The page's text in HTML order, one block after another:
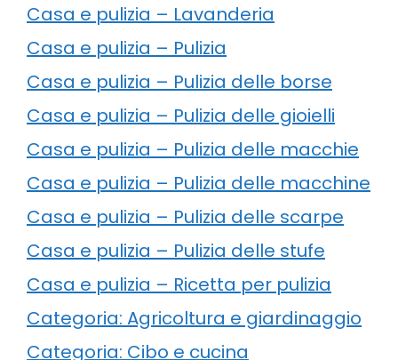
Casa e pulizia – Lavanderia
Casa e pulizia – Pulizia
Casa e pulizia – Pulizia delle borse
Casa e pulizia – Pulizia delle gioielli
Casa e pulizia – Pulizia delle macchie
Casa e pulizia – Pulizia delle macchine
Casa e pulizia – Pulizia delle scarpe
Casa e pulizia – Pulizia delle stufe
Casa e pulizia – Ricetta per pulizia
Categoria: Agricoltura e giardinaggio
Categoria: Cibo e cucina